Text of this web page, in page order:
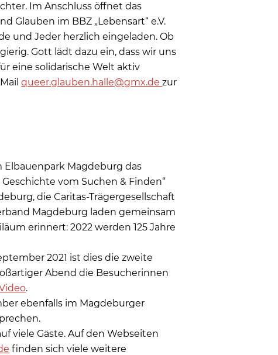
Im Anschluss öffnet das
Glauben im BBZ „Lebensart“ e.V.
und Jeder herzlich eingeladen. Ob
Gott lädt dazu ein, dass wir uns
eine solidarische Welt aktiv
queer.glauben.halle@gmx.dezur
Elbauenpark Magdeburg das
vom Suchen & Finden“
die Caritas-Trägergesellschaft
Magdeburg laden gemeinsam
erinnert: 2022 werden 125 Jahre
2021 ist dies die zweite
Abend die Besucherinnen
.
ebenfalls im Magdeburger
viele Gäste. Auf den Webseiten
finden sich viele weitere